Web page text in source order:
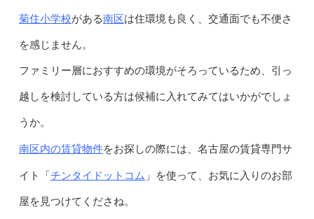
菊住小学校がある南区は住環境も良く、交通面でも不便さ
を感じません。
ファミリー層におすすめの環境がそろっているため、引っ
越しを検討している方は候補に入れてみてはいかがでしょ
うか。
南区内の賃貸物件をお探しの際には、名古屋の賃貸専門サ
イト「チンタイドットコム 」を使って、お気に入りのお部
屋を見つけてくださね。